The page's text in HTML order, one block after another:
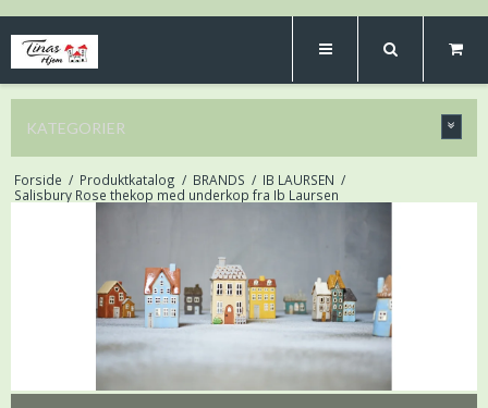
KATEGORIER
Forside / Produktkatalog / BRANDS / IB LAURSEN /
Salisbury Rose thekop med underkop fra Ib Laursen